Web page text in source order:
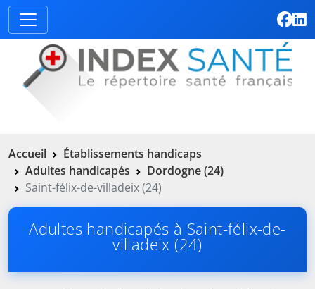
Accueil
Établissements handicaps
Adultes handicapés
Dordogne (24)
Saint-félix-de-villadeix (24)
Adultes handicapés à Saint-félix-de-
villadeix (24)